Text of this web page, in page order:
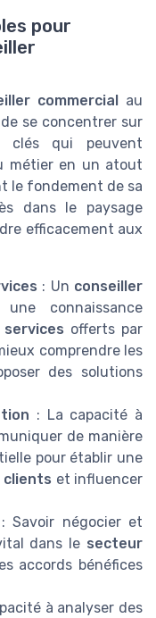
pour
commercial
au
se concentrer sur
clés qui peuvent
métier en un atout
le fondement de sa
dans le paysage
efficacement aux
: Un conseiller
connaissance
services offerts par
comprendre les
des solutions
: La capacité à
de manière
pour établir une
clients et influencer
: Savoir négocier et
dans le secteur
accords bénéfices
à analyser des